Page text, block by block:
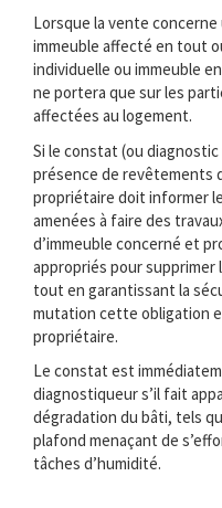
Lorsque la vente
immeuble affecté en tout
individuelle ou immeuble
ne portera que sur les
affectées au logement.
Si le constat (ou
présence de revêtements
propriétaire doit informer
amenées à faire des
d’immeuble concerné et
appropriés pour supprimer
tout en garantissant la
mutation cette obligation
propriétaire.
Le constat est
diagnostiqueur s’il fait
dégradation du bâti, tels
plafond menaçant de
tâches d’humidité.